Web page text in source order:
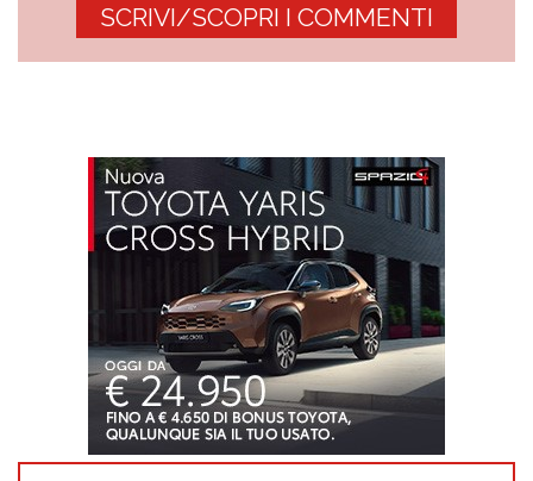
SCRIVI/SCOPRI I COMMENTI